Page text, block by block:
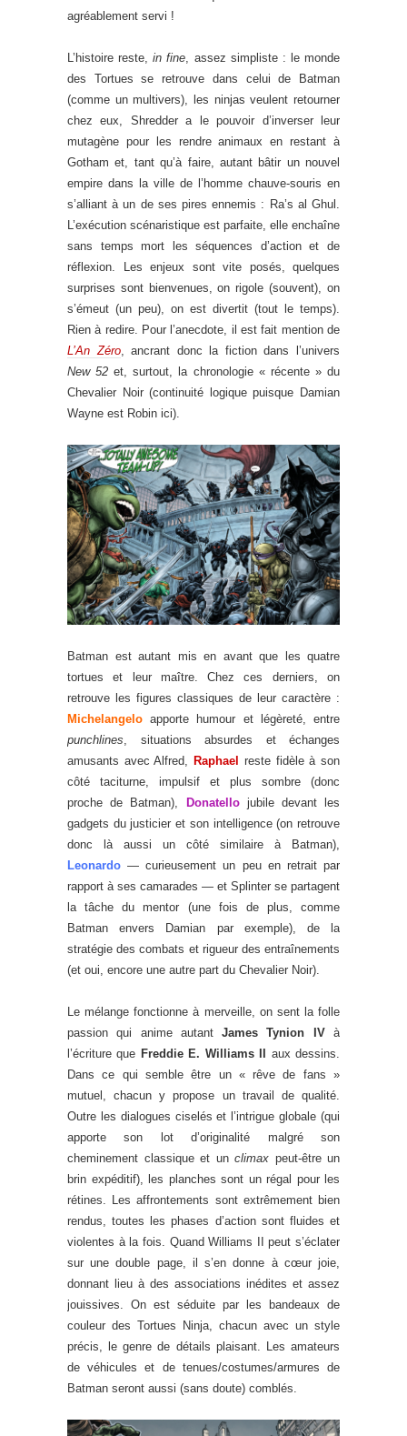
agréablement servi !
L’histoire reste,in fine , assez simpliste : le monde
des Tortues se retrouve dans celui de Batman
(comme un multivers), les ninjas veulent retourner
chez eux, Shredder a le pouvoir d’inverser leur
mutagène pour les rendre animaux en restant à
Gotham et, tant qu’à faire, autant bâtir un nouvel
empire dans la ville de l’homme chauve-souris en
s’alliant à un de ses pires ennemis : Ra’s al Ghul.
L’exécution scénaristique est parfaite, elle enchaîne
sans temps mort les séquences d’action et de
réflexion. Les enjeux sont vite posés, quelques
surprises sont bienvenues, on rigole (souvent), on
s’émeut (un peu), on est divertit (tout le temps).
Rien à redire. Pour l’anecdote, il est fait mention de
L’An Zéro, ancrant donc la fiction dans l’univers
New 52 et, surtout, la chronologie « récente » du
Chevalier Noir (continuité logique puisque Damian
Wayne est Robin ici).
Batman est autant mis en avant que les quatre
tortues et leur maître. Chez ces derniers, on
retrouve les figures classiques de leur caractère :
Michelangelo apporte humour et légèreté, entre
punchlines, situations absurdes et échanges
amusants avec Alfred, Raphael
reste fidèle à son
côté taciturne, impulsif et plus sombre (donc
proche de Batman),
Donatellojubile devant les
gadgets du justicier et son intelligence (on retrouve
donc là aussi un côté similaire à Batman),
Leonardo — curieusement un peu en retrait par
rapport à ses camarades — et Splinter se partagent
la tâche du mentor (une fois de plus, comme
Batman envers Damian par exemple), de la
stratégie des combats et rigueur des entraînements
(et oui, encore une autre part du Chevalier Noir).
Le mélange fonctionne à merveille, on sent la folle
passion qui anime autantJames Tynion IVà
l’écriture que Freddie E. Williams II
aux dessins.
Dans ce qui semble être un « rêve de fans »
mutuel, chacun y propose un travail de qualité.
Outre les dialogues ciselés et l’intrigue globale (qui
apporte son lot d’originalité malgré son
cheminement classique et un climax peut-être un
brin expéditif), les planches sont un régal pour les
rétines. Les affrontements sont extrêmement bien
rendus, toutes les phases d’action sont fluides et
violentes à la fois. Quand Williams II peut s’éclater
sur une double page, il s’en donne à cœur joie,
donnant lieu à des associations inédites et assez
jouissives. On est séduite par les bandeaux de
couleur des Tortues Ninja, chacun avec un style
précis, le genre de détails plaisant. Les amateurs
de véhicules et de tenues/costumes/armures de
Batman seront aussi (sans doute) comblés.